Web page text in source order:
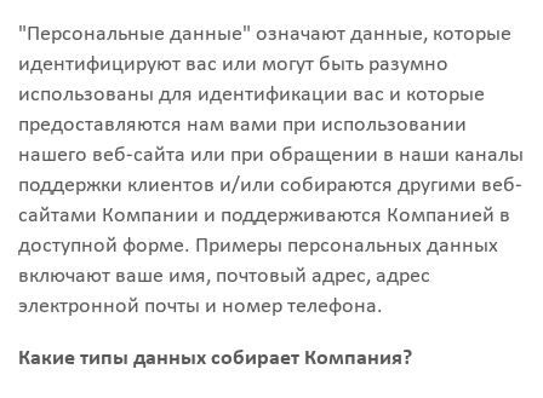
"Персональные данные" означают данные, которые
идентифицируют вас или могут быть разумно
использованы для идентификации вас и которые
предоставляются нам вами при использовании
нашего веб-сайта или при обращении в наши каналы
поддержки клиентов и/или собираются другими веб-
сайтами Компании и поддерживаются Компанией в
доступной форме. Примеры персональных данных
включают ваше имя, почтовый адрес, адрес
электронной почты и номер телефона.
Какие типы данных собирает Компания?